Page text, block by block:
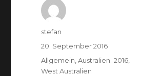
Autor
stefan
Veröffentlicht
am
20. September 2016
Kategorien
Allgemein,Australien_2016,
West Australien